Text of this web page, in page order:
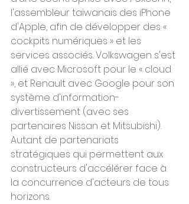
l'assembleur taïwanais des iPhone
d'Apple, afin de développer des «
cockpits numériques » et les
services associés. Volkswagen s'est
allié avec Microsoft pour le « cloud
», et Renault avec Google pour son
système d'information-
divertissement (avec ses
partenaires Nissan et Mitsubishi).
Autant de partenariats
stratégiques qui permettent aux
constructeurs d'accélérer face à
la concurrence d'acteurs de tous
horizons.